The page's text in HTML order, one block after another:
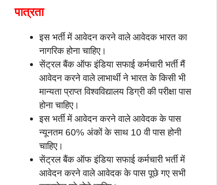
पात्रता
इस भर्ती में आवेदन करने वाले आवेदक भारत का
नागरिक होना चाहिए।
सेंट्रल बैंक ऑफ इंडिया सफाई कर्मचारी भर्ती मैं
आवेदन करने वाले लाभार्थी ने भारत के किसी भी
मान्यता प्राप्त विश्वविद्यालय डिग्री की परीक्षा पास
होना चाहिए।
इस भर्ती में आवेदन करने वाले आवेदक के पास
न्यूनतम 60% अंकों के साथ 10 वी पास होनी
चाहिए।
सेंट्रल बैंक ऑफ इंडिया सफाई कर्मचारी भर्ती में
आवेदन करने वाले आवेदक के पास पूछे गए सभी